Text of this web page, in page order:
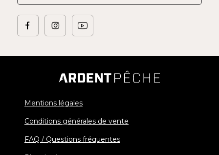
Mentions légales
Conditions générales de vente
FAQ / Questions fréquentes